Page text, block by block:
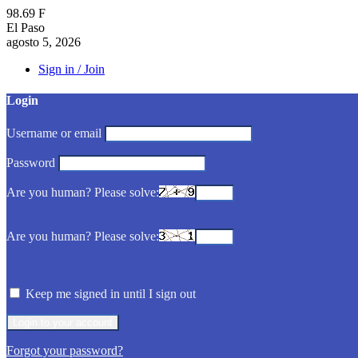
98.69 F
El Paso
agosto 5, 2026
Sign in / Join
Login
Username or email
Password
Are you human? Please solve:
Are you human? Please solve:
Keep me signed in until I sign out
Forgot your password?